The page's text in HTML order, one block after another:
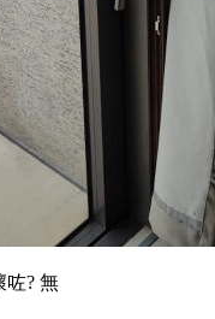
咗? 無